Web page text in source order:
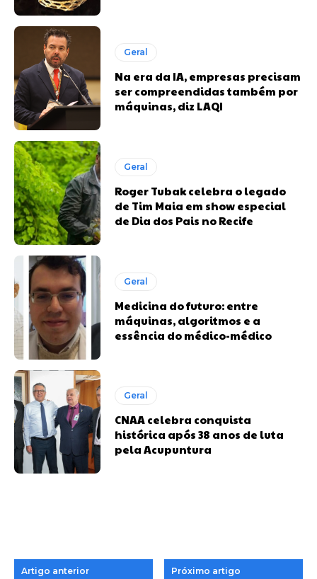
Geral
Na era da IA, empresas precisam
ser compreendidas também por
máquinas, diz LAQI
Geral
Roger Tubak celebra o legado
de Tim Maia em show especial
de Dia dos Pais no Recife
Geral
Medicina do futuro: entre
máquinas, algoritmos e a
essência do médico-médico
Geral
CNAA celebra conquista
histórica após 38 anos de luta
pela Acupuntura
Artigo anterior Próximo artigo